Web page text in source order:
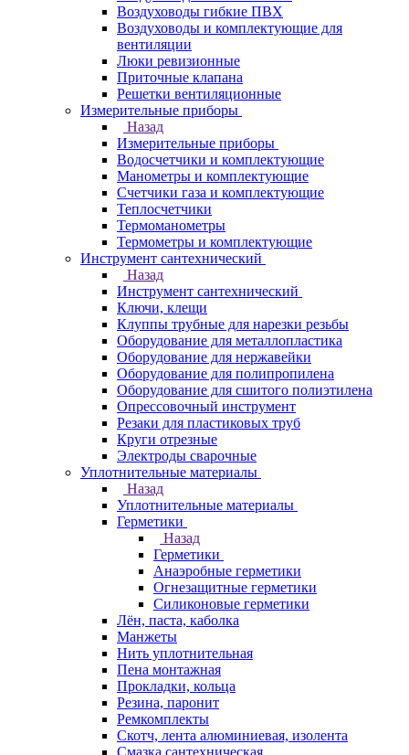
Воздуховоды гибкие ПВХ
Воздуховоды и комплектующие для
вентиляции
Люки ревизионные
Приточные клапана
Решетки вентиляционные
Измерительные приборы
Назад
Измерительные приборы
Водосчетчики и комплектующие
Манометры и комплектующие
Счетчики газа и комплектующие
Теплосчетчики
Термоманометры
Термометры и комплектующие
Инструмент сантехнический
Назад
Инструмент сантехнический
Ключи, клещи
Клуппы трубные для нарезки резьбы
Оборудование для металлопластика
Оборудование для нержавейки
Оборудование для полипропилена
Оборудование для сшитого полиэтилена
Опрессовочный инструмент
Резаки для пластиковых труб
Круги отрезные
Электроды сварочные
Уплотнительные материалы
Назад
Уплотнительные материалы
Герметики
Назад
Герметики
Анаэробные герметики
Огнезащитные герметики
Силиконовые герметики
Лён, паста, каболка
Манжеты
Нить уплотнительная
Пена монтажная
Прокладки, кольца
Резина, паронит
Ремкомплекты
Скотч, лента алюминиевая, изолента
Смазка сантехническая